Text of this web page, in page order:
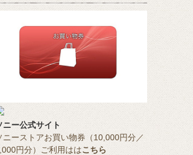
ニー公式サイト
ニーストアお買い物券（10,000円分／
円分）ご利用ははこちら